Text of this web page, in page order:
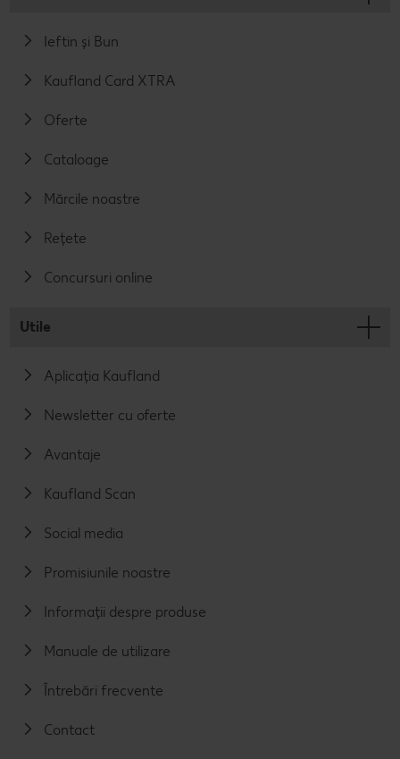
Ieftin și Bun
Kaufland Card XTRA
Oferte
Cataloage
Mărcile noastre
Rețete
Concursuri online
Utile
Aplicația Kaufland
Newsletter cu oferte
Avantaje
Kaufland Scan
Social media
Promisiunile noastre
Informații despre produse
Manuale de utilizare
Întrebări frecvente
Contact